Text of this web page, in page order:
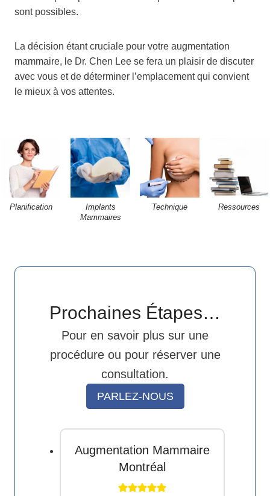
sont possibles.
La décision étant cruciale pour votre augmentation
mammaire, le Dr. Chen Lee se fera un plaisir de discuter
avec vous et de déterminer l’emplacement qui convient
le mieux à vos attentes.
Planification
Implants
Mammaires
Technique Ressources
Prochaines Étapes…
Pour en savoir plus sur une
procédure ou pour réserver une
consultation.
PARLEZ-NOUS
Augmentation Mammaire
Montréal